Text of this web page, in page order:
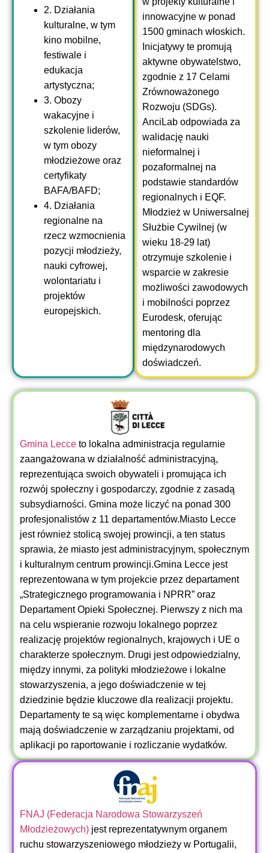
2. Działania
kulturalne, w tym
kino mobilne,
festiwale i
edukacja
artystyczna;
3. Obozy
wakacyjne i
szkolenie liderów,
w tym obozy
młodzieżowe oraz
certyfikaty
BAFA/BAFD;
4. Działania
regionalne na
rzecz wzmocnienia
pozycji młodzieży,
nauki cyfrowej,
wolontariatu i
projektów
europejskich.
innowacyjne w ponad
1500 gminach włoskich.
Inicjatywy te promują
aktywne obywatelstwo,
zgodnie z 17 Celami
Zrównoważonego
Rozwoju (SDGs).
AnciLab odpowiada za
walidację nauki
nieformalnej i
pozaformalnej na
podstawie standardów
regionalnych i EQF.
Młodzież w Uniwersalnej
Służbie Cywilnej (w
wieku 18-29 lat)
otrzymuje szkolenie i
wsparcie w zakresie
możliwości zawodowych
i mobilności poprzez
Eurodesk, oferując
mentoring dla
międzynarodowych
doświadczeń.
Gmina Lecce to lokalna administracja regularnie
zaangażowana w działalność administracyjną,
reprezentująca swoich obywateli i promująca ich
rozwój społeczny i gospodarczy, zgodnie z zasadą
subsydiarności. Gmina może liczyć na ponad 300
profesjonalistów z 11 departamentów.Miasto Lecce
jest również stolicą swojej prowincji, a ten status
sprawia, że miasto jest administracyjnym, społecznym
i kulturalnym centrum prowincji.Gmina Lecce jest
reprezentowana w tym projekcie przez departament
„Strategicznego programowania i NPRR” oraz
Departament Opieki Społecznej. Pierwszy z nich ma
na celu wspieranie rozwoju lokalnego poprzez
realizację projektów regionalnych, krajowych i UE o
charakterze społecznym. Drugi jest odpowiedzialny,
między innymi, za polityki młodzieżowe i lokalne
stowarzyszenia, a jego doświadczenie w tej
dziedzinie będzie kluczowe dla realizacji projektu.
Departamenty te są więc komplementarne i obydwa
mają doświadczenie w zarządzaniu projektami, od
aplikacji po raportowanie i rozliczanie wydatków.
FNAJ (Federacja Narodowa Stowarzyszeń
Młodzieżowych) jest reprezentatywnym organem
ruchu stowarzyszeniowego młodzieży w Portugalii,